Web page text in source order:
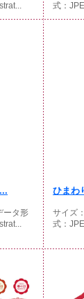
式：
ータ形
ひまわ
サイズ
式：